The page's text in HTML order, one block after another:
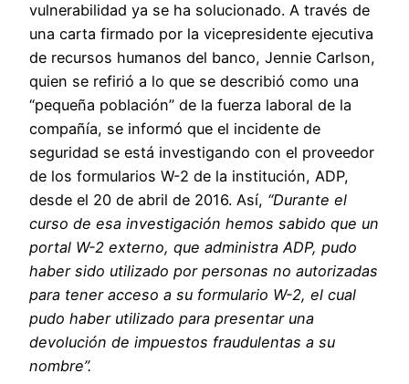
vulnerabilidad ya se ha solucionado. A través de
una carta firmado por la vicepresidente ejecutiva
de recursos humanos del banco, Jennie Carlson,
quien se refirió a lo que se describió como una
“pequeña población” de la fuerza laboral de la
compañía, se informó que el incidente de
seguridad se está investigando con el proveedor
de los formularios W-2 de la institución, ADP,
desde el 20 de abril de 2016. Así, “Durante el
curso de esa investigación hemos sabido que un
portal W-2 externo, que administra ADP, pudo
haber sido utilizado por personas no autorizadas
para tener acceso a su formulario W-2, el cual
pudo haber utilizado para presentar una
devolución de impuestos fraudulentas a su
nombre”.